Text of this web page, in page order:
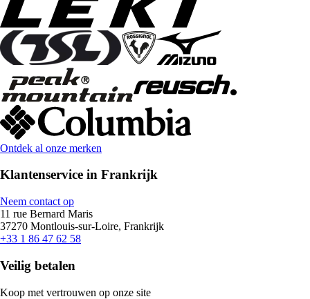
Ontdek al onze merken
Klantenservice in Frankrijk
Neem contact op
11 rue Bernard Maris
37270 Montlouis-sur-Loire, Frankrijk
+33 1 86 47 62 58
Veilig betalen
Koop met vertrouwen op onze site